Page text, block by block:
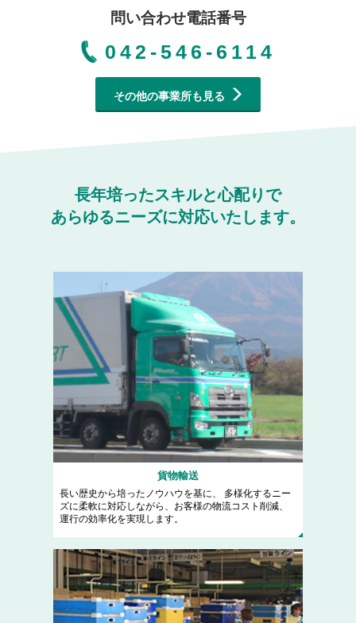
問い合わせ電話番号
042-546-6114
その他の事業所も見る
長年培ったスキルと心配りで
あらゆるニーズに対応いたします。
貨物輸送
長い歴史から培ったノウハウを基に、 多様化するニー
ズに柔軟に対応しながら、お客様の物流コスト削減、
運行の効率化を実現します。